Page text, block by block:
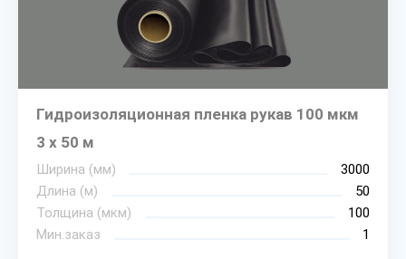
Гидроизоляционная пленка рукав 100 мкм
3 х 50 м
Ширина (мм)
3000
Длина (м)
50
Толщина (мкм)
100
Мин.заказ
1